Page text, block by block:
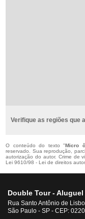
Verifique as regiões que
O conteúdo do texto "Micro
reservado. Sua reprodução,
autorização do autor. Crime de
Lei 9610/98 - Lei de direitos
Double Tour - Aluguel
Rua Santo Antônio de
São Paulo - SP - CEP: